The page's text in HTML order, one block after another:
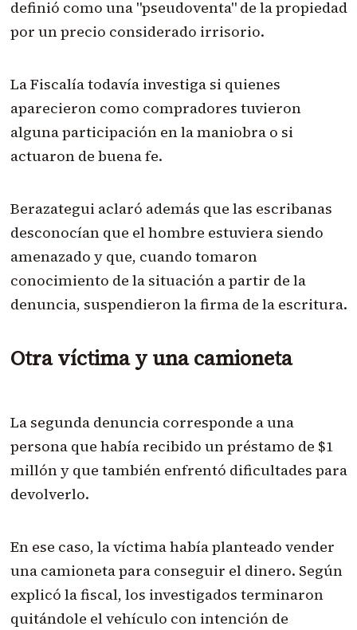
definió como una "pseudoventa" de la propiedad
por un precio considerado irrisorio.
La Fiscalía todavía investiga si quienes
aparecieron como compradores tuvieron
alguna participación en la maniobra o si
actuaron de buena fe.
Berazategui aclaró además que las escribanas
desconocían que el hombre estuviera siendo
amenazado y que, cuando tomaron
conocimiento de la situación a partir de la
denuncia, suspendieron la firma de la escritura.
Otra víctima y una camioneta
La segunda denuncia corresponde a una
persona que había recibido un préstamo de $1
millón y que también enfrentó dificultades para
devolverlo.
En ese caso, la víctima había planteado vender
una camioneta para conseguir el dinero. Según
explicó la fiscal, los investigados terminaron
quitándole el vehículo con intención de